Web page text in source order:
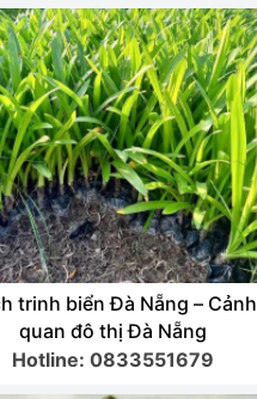
trinh biển Đà Nẵng – Cảnh
quan đô thị Đà Nẵng
Hotline: 0833551679